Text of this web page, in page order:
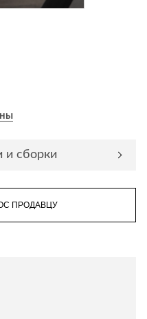
и сборки
ПРОДАВЦУ